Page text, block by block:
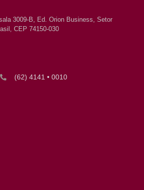
3009-B, Ed. Orion Business, Setor
CEP 74150-030
(62) 4141 • 0010